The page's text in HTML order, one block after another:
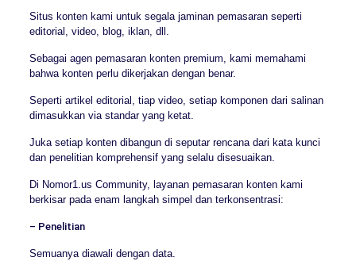
Situs konten kami untuk segala jaminan pemasaran seperti
editorial, video, blog, iklan, dll.
Sebagai agen pemasaran konten premium, kami memahami
bahwa konten perlu dikerjakan dengan benar.
Seperti artikel editorial, tiap video, setiap komponen dari salinan
dimasukkan via standar yang ketat.
Juka setiap konten dibangun di seputar rencana dari kata kunci
dan penelitian komprehensif yang selalu disesuaikan.
Di Nomor1.us Community, layanan pemasaran konten kami
berkisar pada enam langkah simpel dan terkonsentrasi:
– Penelitian
Semuanya diawali dengan data.